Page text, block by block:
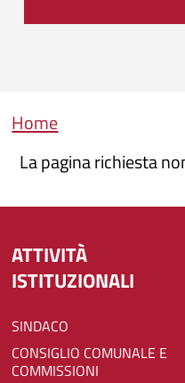
Briciole di pane
Home
La pagina richiesta
ATTIVITÀ
ISTITUZIONALI
SINDACO
CONSIGLIO COMUNALE E
COMMISSIONI